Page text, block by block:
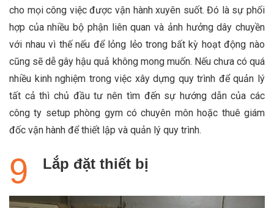
cho mọi công việc được vận hành xuyên suốt. Đó là sự phối
hợp của nhiều bộ phận liên quan và ảnh hưởng dây chuyền
với nhau vì thế nếu để lỏng lẻo trong bất kỳ hoạt động nào
cũng sẽ dễ gây hậu quả không mong muốn. Nếu chưa có quá
nhiều kinh nghiệm trong việc xây dựng quy trình để quản lý
tất cả thì chủ đầu tư nên tìm đến sự hướng dẫn của các
công ty setup phòng gym có chuyên môn hoặc thuê giám
đốc vận hành để thiết lập và quản lý quy trình.
Lắp đặt thiết bị